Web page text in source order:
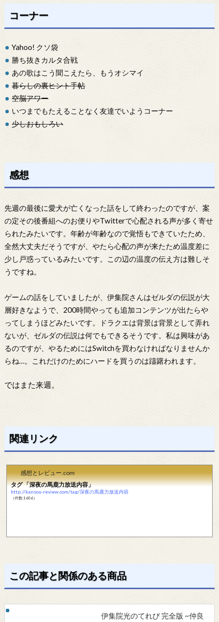
コーナー
Yahoo! クソ袋
勝ち抜きカルタ合戦
あの歌はこう聞こえたら、もうオシマイ
暮らしの裏ヒント手帖
空脳アワー
いつまでもたえることなく友達でいようコーナー
少しおもしろい
感想
先週の最後に愛犬が亡くなった話をして終わったのですが、案
の定その後番組へのお便りやTwitterで心配される声が多く寄せ
られたみたいです。年齢が年齢なので覚悟もできていたため、
全然大丈夫だそうですが、やたら心配の声が来たため温度差に
少し戸惑っているみたいです。この辺の温度の伝え方は難しそ
うですね。
ゲームの話をしていましたが、伊集院さんはゼルダの伝説が大
層好きなようで、200時間やっても追加コンテンツが出たらや
ってしまうほどみたいです。ドラクエは背景は背景として弄れ
ないが、ゼルダの伝説は何でもできるそうです。私は興味があ
るのですが、やるためにはSwitchを買わなければなりませんか
らね…。これだけのためにハードを買うのは躊躇われます。
ではまた来週。
関連リンク
感想とレビュー.com
タグ 「深夜の馬鹿力放送内容」
http://kansou-review.com/tag/深夜の馬鹿力放送内容
（件数:1606）
この記事と関係のある商品
伊集院光のてれび 完全版 ~仲良